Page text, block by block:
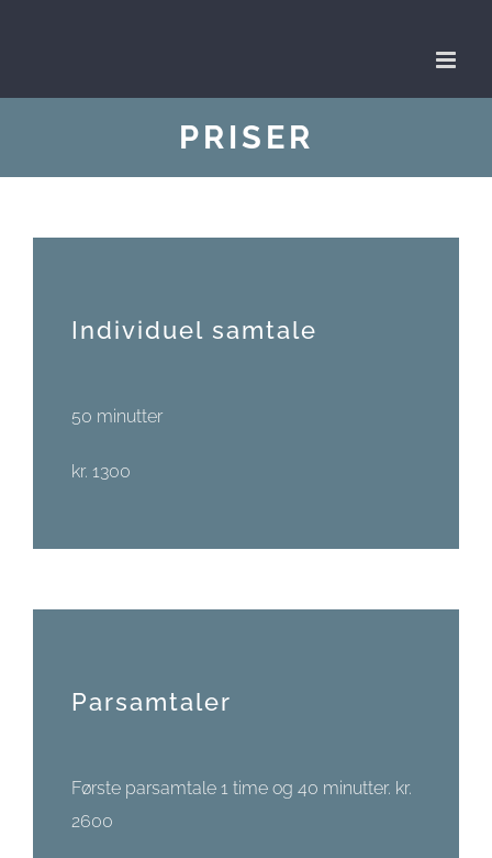
PRISER
Individuel samtale
50 minutter
kr. 1300
Parsamtaler
Første parsamtale 1 time og 40 minutter. kr.
2600